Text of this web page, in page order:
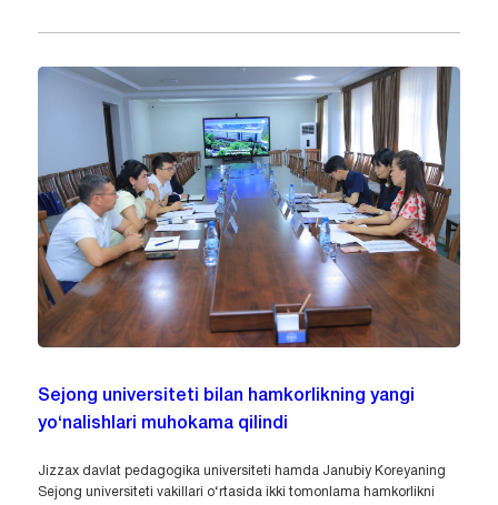
Sejong universiteti bilan hamkorlikning yangi
yo‘nalishlari muhokama qilindi
Jizzax davlat pedagogika universiteti hamda Janubiy Koreyaning
Sejong universiteti vakillari o‘rtasida ikki tomonlama hamkorlikni